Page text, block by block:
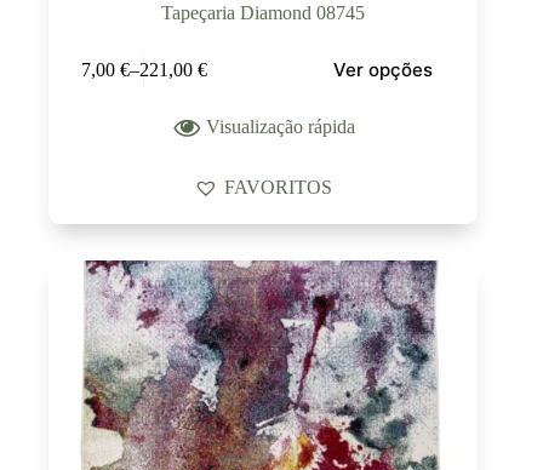
Tapeçaria Diamond 08745
7,00 €–221,00 € Ver opções
Visualização rápida
FAVORITOS